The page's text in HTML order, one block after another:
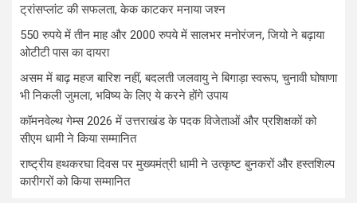
ट्रांसप्लांट की सफलता, केक काटकर मनाया जश्न
550 रुपये में तीन माह और 2000 रुपये में सालभर मनोरंजन, जियो ने बढ़ाया
ओटीटी पास का दायरा
असम में बाढ़ महज बारिश नहीं, बदलती जलवायु ने बिगाड़ा स्वरूप, चुनावी घोषाणा
भी निकली जुमला, भविष्य के लिए ये करने होंगे उपाय
कॉमनवेल्थ गेम्स 2026 में उत्तराखंड के पदक विजेताओं और प्रशिक्षकों को
सीएम धामी ने किया सम्मानित
राष्ट्रीय हथकरघा दिवस पर मुख्यमंत्री धामी ने उत्कृष्ट बुनकरों और हस्तशिल्प
कारीगरों को किया सम्मानित